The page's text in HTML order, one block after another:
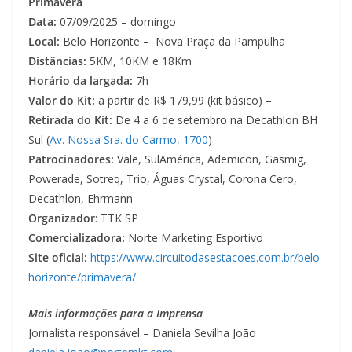
Data: 07/09/2025 – domingo
Local: Belo Horizonte – Nova Praça da Pampulha
Distâncias: 5KM, 10KM e 18Km
Horário da largada: 7h
Valor do Kit: a partir de R$ 179,99 (kit básico) –
Retirada do Kit: De 4 a 6 de setembro na Decathlon BH
Sul (Av. Nossa Sra. do Carmo, 1700)
Patrocinadores: Vale, SulAmérica, Ademicon, Gasmig,
Powerade, Sotreq, Trio, Águas Crystal, Corona Cero,
Decathlon, Ehrmann
Organizador: TTK SP
Comercializadora: Norte Marketing Esportivo
Site oficial: https://www.circuitodasestacoes.com.br/belo-
horizonte/primavera/
Mais informações para a Imprensa
Jornalista responsável – Daniela Sevilha João